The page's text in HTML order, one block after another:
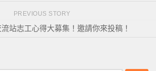
PREVIOUS STORY
站志工心得大募集！邀請你來投稿！